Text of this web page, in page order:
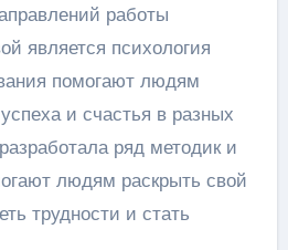
работы
является психология
помогают людям
и счастья в разных
ряд методик и
людям раскрыть свой
трудности и стать